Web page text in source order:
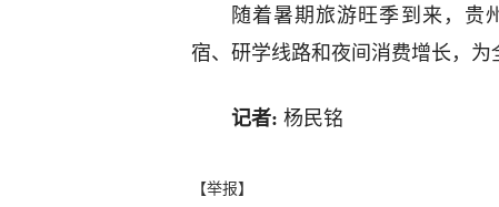
随着暑期旅游旺季到来，贵
宿、研学线路和夜间消费增长，为
记者: 杨民铭
【举报】